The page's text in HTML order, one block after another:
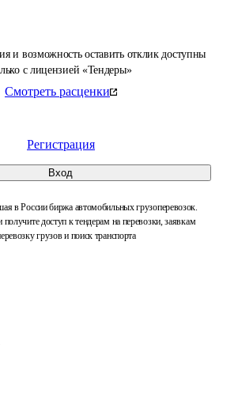
и возможность оставить отклик доступны
с лицензией «Тендеры»
Смотреть расценки
Регистрация
Вход
в России биржа автомобильных грузоперевозок.
получите доступ к тендерам на перевозки, заявкам
грузов и поиск транспорта